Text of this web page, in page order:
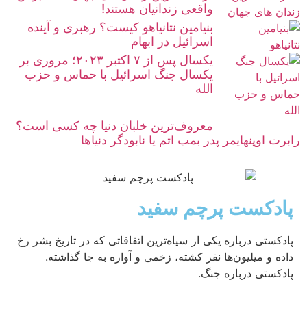
واقعی زندانیان هستند!
بنیامین نتانیاهو کیست؟ رهبری و آینده
اسرائیل در ابهام
یکسال پس از ۷ اکتبر ۲۰۲۳؛ مروری بر
یکسال جنگ اسرائیل با حماس و حزب
الله
معروف‌ترین خلبان دنیا چه کسی است؟
رابرت اوپنهایمر پدر بمب اتم یا نابودگر دنیاها
پادکست پرچم سفید
پادکستی درباره یکی از سیاه‌ترین اتفاقاتی که در تاریخ بشر رخ
داده و میلیون‌ها نفر کشته،‌ زخمی و آواره به جا گذاشته.
پادکستی درباره جنگ.